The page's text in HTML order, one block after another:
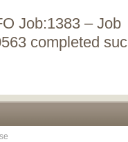
Job:1383 – Job
completed